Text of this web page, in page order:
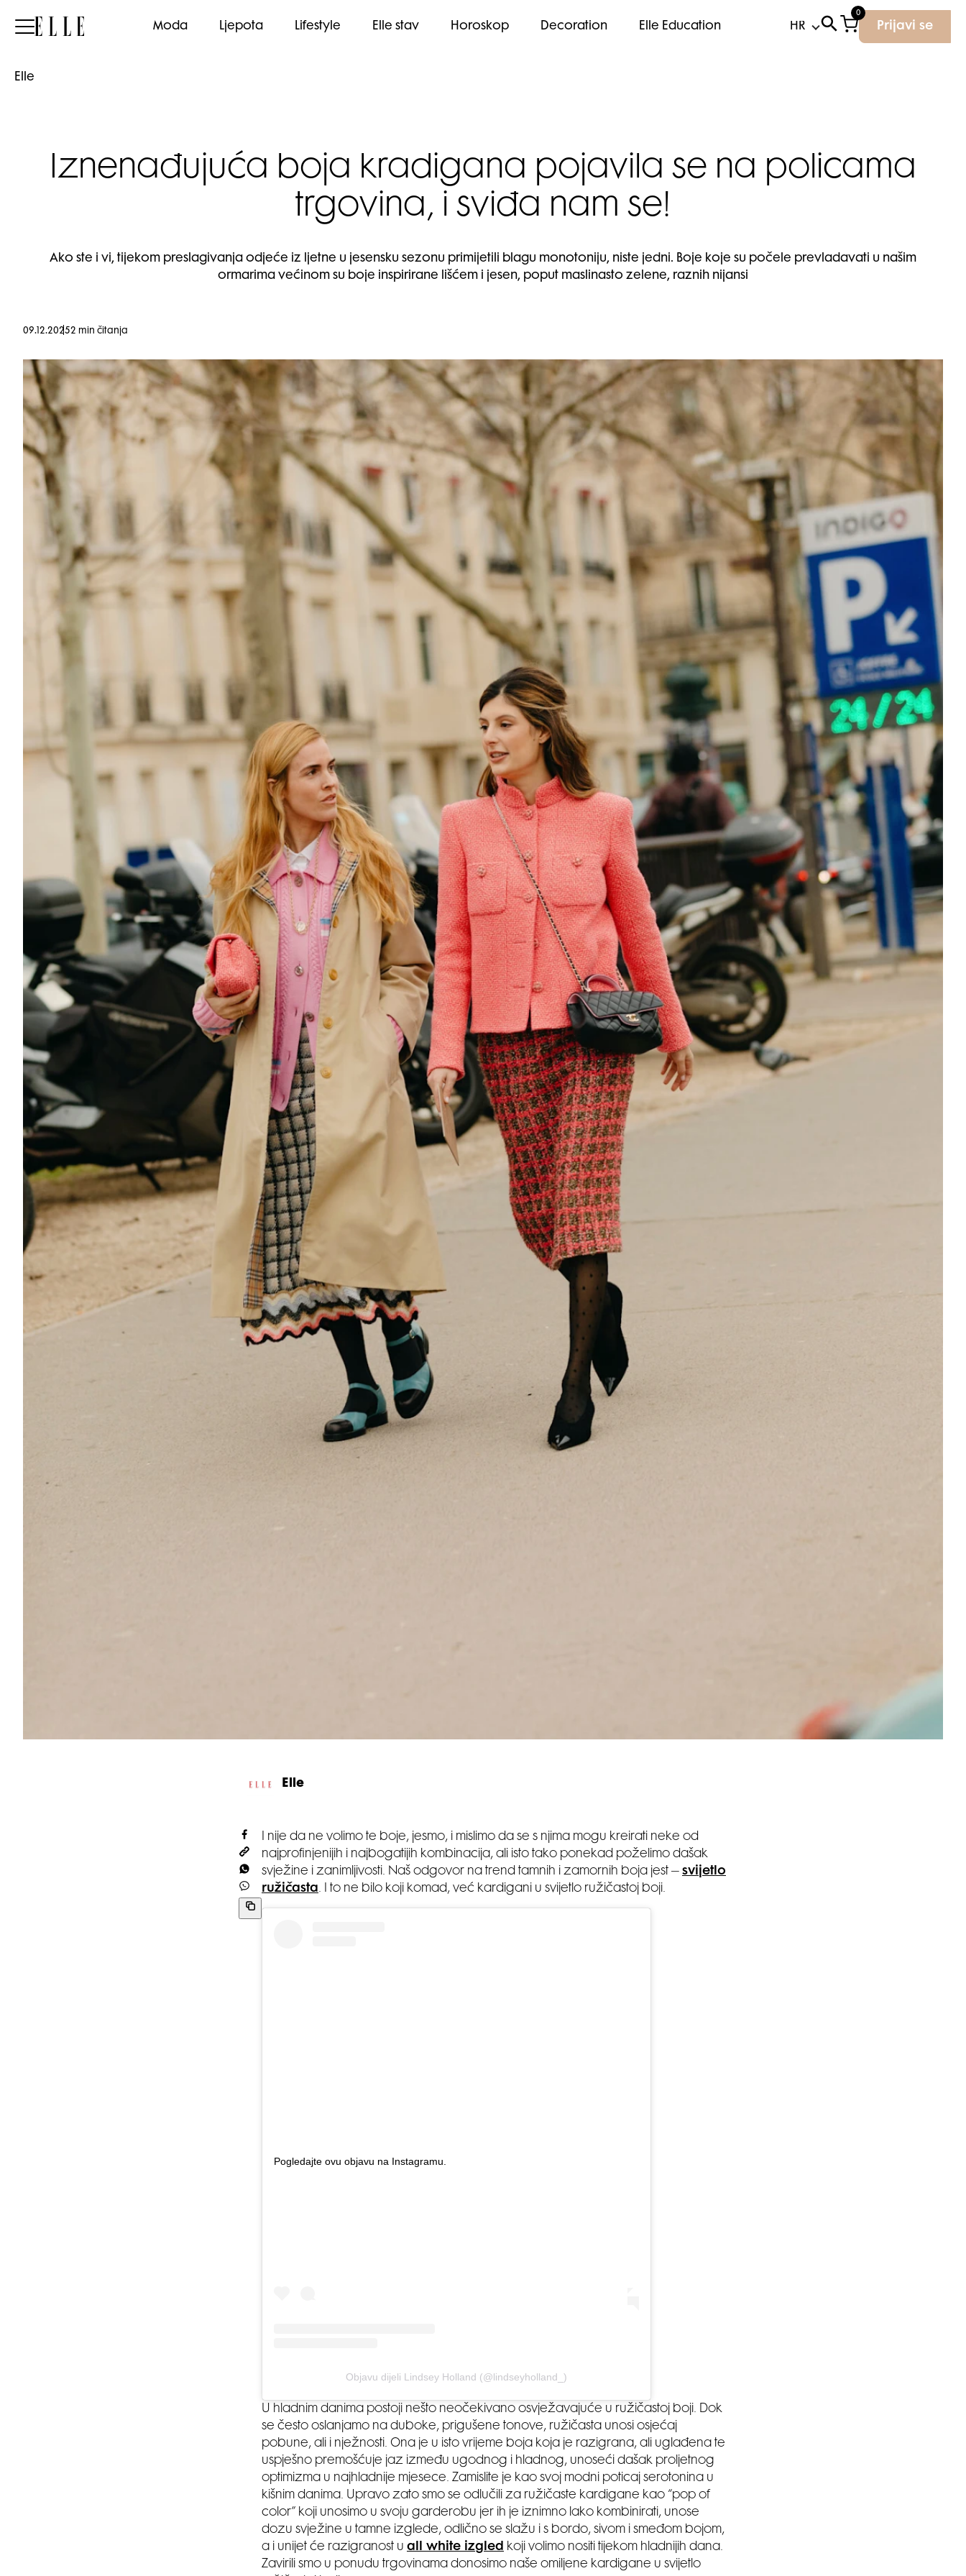
Elle Moda Ljepota Lifestyle Elle stav Horoskop Decoration Elle Education
0
Prijavi se
Elle
Iznenađujuća boja kradigana pojavila se na policama
trgovina, i sviđa nam se!
Ako ste i vi, tijekom preslagivanja odjeće iz ljetne u jesensku sezonu primijetili blagu monotoniju, niste jedni. Boje koje su počele prevladavati u našim
ormarima većinom su boje inspirirane lišćem i jesen, poput maslinasto zelene, raznih nijansi
09.12.20252 min čitanja
Elle
I nije da ne volimo te boje, jesmo, i mislimo da se s njima mogu kreirati neke od
najprofinjenijih i najbogatijih kombinacija, ali isto tako ponekad poželimo dašak
svježine i zanimljivosti. Naš odgovor na trend tamnih i zamornih boja jest – svijetlo
ružičasta. I to ne bilo koji komad, već kardigani u svijetlo ružičastoj boji.
Pogledajte ovu objavu na Instagramu.
Objavu dijeli Lindsey Holland (@lindseyholland_)
U hladnim danima postoji nešto neočekivano osvježavajuće u ružičastoj boji. Dok
se često oslanjamo na duboke, prigušene tonove, ružičasta unosi osjećaj
pobune, ali i nježnosti. Ona je u isto vrijeme boja koja je razigrana, ali uglađena te
uspješno premošćuje jaz između ugodnog i hladnog, unoseći dašak proljetnog
optimizma u najhladnije mjesece. Zamislite je kao svoj modni poticaj serotonina u
kišnim danima. Upravo zato smo se odlučili za ružičaste kardigane kao “pop of
color” koji unosimo u svoju garderobu jer ih je iznimno lako kombinirati, unose
dozu svježine u tamne izglede, odlično se slažu i s bordo, sivom i smeđom bojom,
a i unijet će razigranost u all white izgled koji volimo nositi tijekom hladnijih dana.
Zavirili smo u ponudu trgovinama donosimo naše omiljene kardigane u svijetlo